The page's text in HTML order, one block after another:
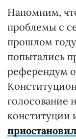
Напомним,
проблемы с
прошлом году
попытались
референдум
голосование
конституции